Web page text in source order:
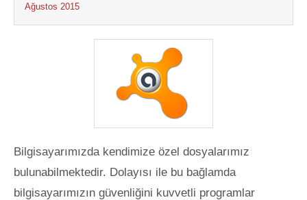
Ağustos 2015
Bilgisayarımızda kendimize özel dosyalarımız
bulunabilmektedir. Dolayısı ile bu bağlamda
bilgisayarımızın güvenliğini kuvvetli programlar